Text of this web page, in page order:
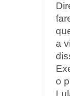
a
o